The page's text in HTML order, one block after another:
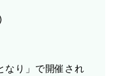
なり」で開催され